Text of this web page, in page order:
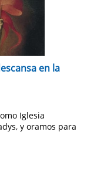
en la
Iglesia
y oramos para